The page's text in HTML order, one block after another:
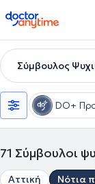
doctoranytime
Σύμβουλος
DO+
71 Σύμβουλοι
Αττική Νότια